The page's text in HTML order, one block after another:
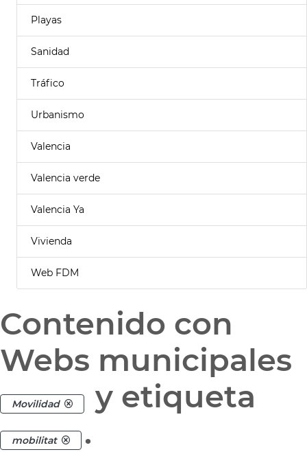
Playas
Sanidad
Tráfico
Urbanismo
Valencia
Valencia verde
Valencia Ya
Vivienda
Web FDM
Contenido con
Webs municipales
Movilidad y etiqueta
mobilitat .